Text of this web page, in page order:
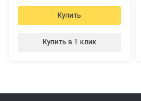
Купить
Купить в 1 клик